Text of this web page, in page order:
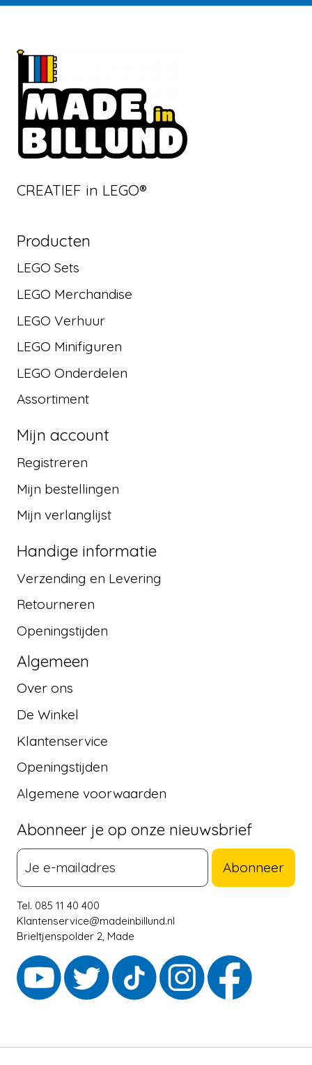
CREATIEF in LEGO®
Producten
LEGO Sets
LEGO Merchandise
LEGO Verhuur
LEGO Minifiguren
LEGO Onderdelen
Assortiment
Mijn account
Registreren
Mijn bestellingen
Mijn verlanglijst
Handige informatie
Verzending en Levering
Retourneren
Openingstijden
Algemeen
Over ons
De Winkel
Klantenservice
Openingstijden
Algemene voorwaarden
Abonneer je op onze nieuwsbrief
Abonneer
Tel. 085 11 40 400
Klantenservice@madeinbillund.nl
Brieltjenspolder 2, Made